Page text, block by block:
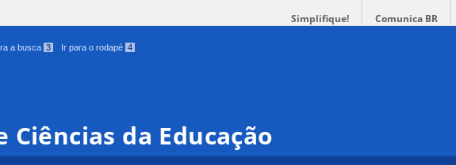
Simplifique! Comunica BR
a busca 3 Ir para o rodapé 4
Ciências da Educação